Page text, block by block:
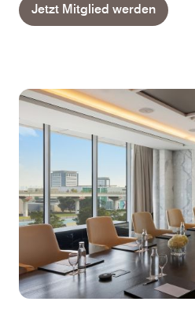
Jetzt Mitglied werden